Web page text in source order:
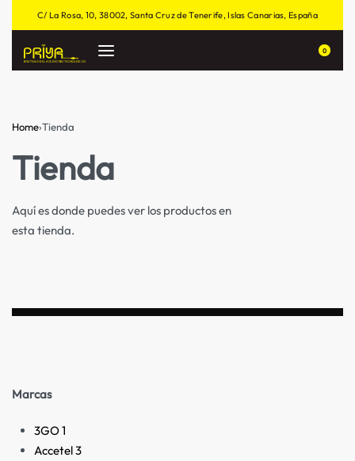
C/ La Rosa, 10, 38002, Santa Cruz de Tenerife, Islas Canarias, España
0
Home›Tienda
Tienda
Aquí es donde puedes ver los productos en
esta tienda.
Marcas
3GO1
Accetel3